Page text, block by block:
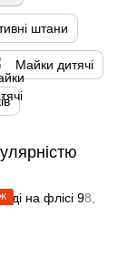
штани
Майки дитячі